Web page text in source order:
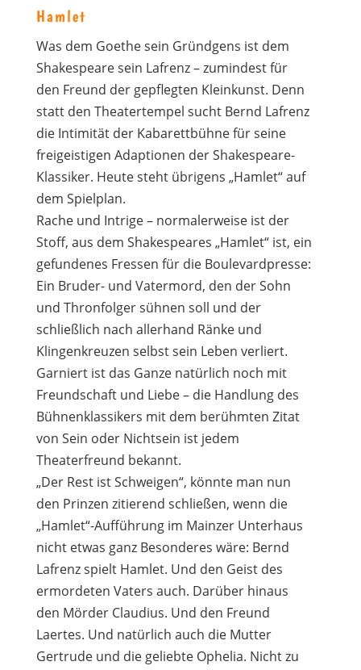
Hamlet
Was dem Goethe sein Gründgens ist dem
Shakespeare sein Lafrenz – zumindest für
den Freund der gepflegten Kleinkunst. Denn
statt den Theatertempel sucht Bernd Lafrenz
die Intimität der Kabarettbühne für seine
freigeistigen Adaptionen der Shakespeare-
Klassiker. Heute steht übrigens „Hamlet“ auf
dem Spielplan.
Rache und Intrige – normalerweise ist der
Stoff, aus dem Shakespeares „Hamlet“ ist, ein
gefundenes Fressen für die Boulevardpresse:
Ein Bruder- und Vatermord, den der Sohn
und Thronfolger sühnen soll und der
schließlich nach allerhand Ränke und
Klingenkreuzen selbst sein Leben verliert.
Garniert ist das Ganze natürlich noch mit
Freundschaft und Liebe – die Handlung des
Bühnenklassikers mit dem berühmten Zitat
von Sein oder Nichtsein ist jedem
Theaterfreund bekannt.
„Der Rest ist Schweigen“, könnte man nun
den Prinzen zitierend schließen, wenn die
„Hamlet“-Aufführung im Mainzer Unterhaus
nicht etwas ganz Besonderes wäre: Bernd
Lafrenz spielt Hamlet. Und den Geist des
ermordeten Vaters auch. Darüber hinaus
den Mörder Claudius. Und den Freund
Laertes. Und natürlich auch die Mutter
Gertrude und die geliebte Ophelia. Nicht zu